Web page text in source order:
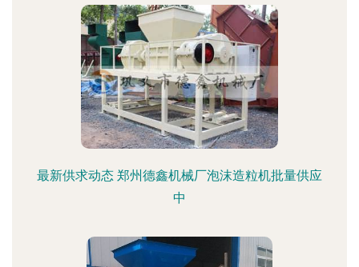
最新供求动态 郑州德鑫机械厂泡沫造粒机批量供应
中